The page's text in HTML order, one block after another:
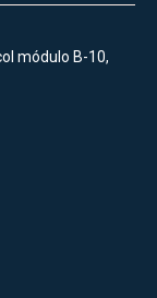
módulo B-10,